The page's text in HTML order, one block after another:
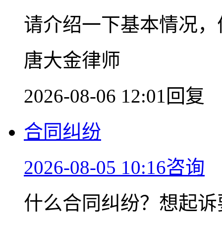
请介绍一下基本情况
唐大金律师
2026-08-06 12:01回复
合同纠纷
2026-08-05 10:16咨询
什么合同纠纷？想起